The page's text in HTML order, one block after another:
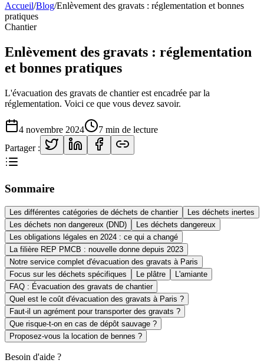
Accueil/Blog/Enlèvement des gravats : réglementation et bonnes
pratiques
Chantier
Enlèvement des gravats : réglementation
et bonnes pratiques
L'évacuation des gravats de chantier est encadrée par la
réglementation. Voici ce que vous devez savoir.
4 novembre 2024 7 min de lecture
Partager :
Sommaire
Les différentes catégories de déchets de chantier
Les déchets inertes
Les déchets non dangereux (DND)
Les déchets dangereux
Les obligations légales en 2024 : ce qui a changé
La filière REP PMCB : nouvelle donne depuis 2023
Notre service complet d'évacuation des gravats à Paris
Focus sur les déchets spécifiques
Le plâtre
L'amiante
FAQ : Évacuation des gravats de chantier
Quel est le coût d'évacuation des gravats à Paris ?
Faut-il un agrément pour transporter des gravats ?
Que risque-t-on en cas de dépôt sauvage ?
Proposez-vous la location de bennes ?
Besoin d'aide ?